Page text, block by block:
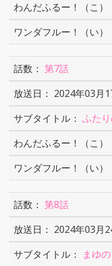
第7話
2024年03月
ふた
第8話
2024年03月
まゆ